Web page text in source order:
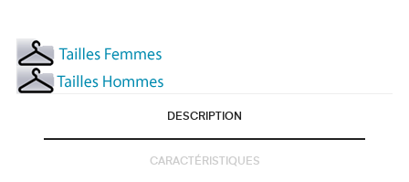
DESCRIPTION
CARACTÉRISTIQUES